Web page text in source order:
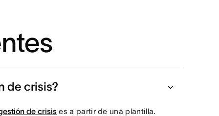
de crisis?
de crisis es a partir de una plantilla.